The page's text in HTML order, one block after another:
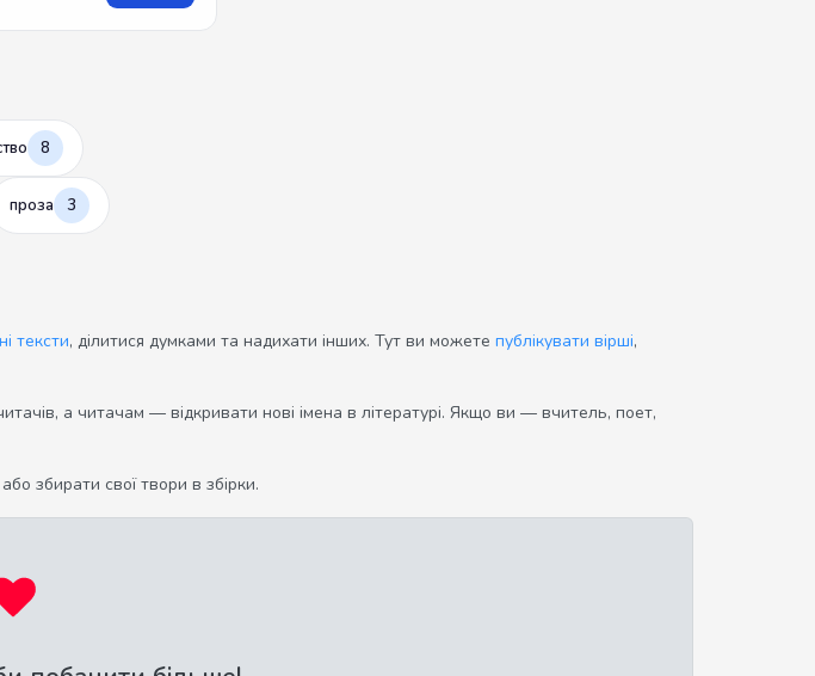
8
проза 3
тексти, ділитися думками та надихати інших. Тут ви можете публікувати вірші,
а читачам — відкривати нові імена в літературі. Якщо ви — вчитель, поет,
або збирати свої твори в збірки.